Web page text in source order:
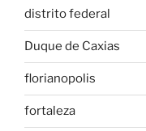
distrito federal
Duque de Caxias
florianopolis
fortaleza